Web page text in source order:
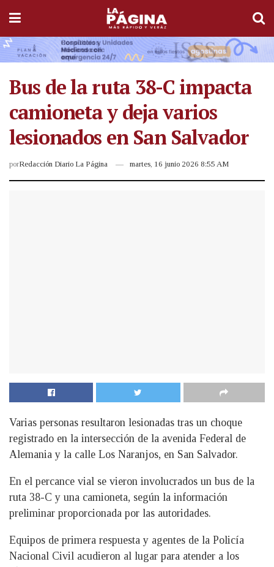
Bus de la ruta 38-C impacta
camioneta y deja varios
lesionados en San Salvador
porRedacción Diario La Página martes, 16 junio 2026 8:55 AM
Varias personas resultaron lesionadas tras un choque
registrado en la intersección de la avenida Federal de
Alemania y la calle Los Naranjos, en San Salvador.
En el percance vial se vieron involucrados un bus de la
ruta 38-C y una camioneta, según la información
preliminar proporcionada por las autoridades.
Equipos de primera respuesta y agentes de la Policía
Nacional Civil acudieron al lugar para atender a los